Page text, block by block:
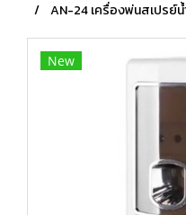
AN-24 เครื่องพ่นสเปรย์น้
New